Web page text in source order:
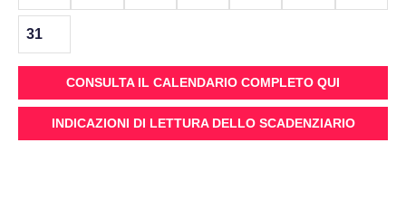
31
CONSULTA IL CALENDARIO COMPLETO QUI
INDICAZIONI DI LETTURA DELLO SCADENZIARIO